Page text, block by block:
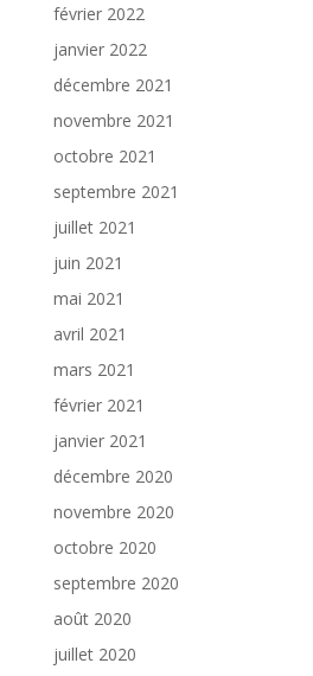
février 2022
janvier 2022
décembre 2021
novembre 2021
octobre 2021
septembre 2021
juillet 2021
juin 2021
mai 2021
avril 2021
mars 2021
février 2021
janvier 2021
décembre 2020
novembre 2020
octobre 2020
septembre 2020
août 2020
juillet 2020